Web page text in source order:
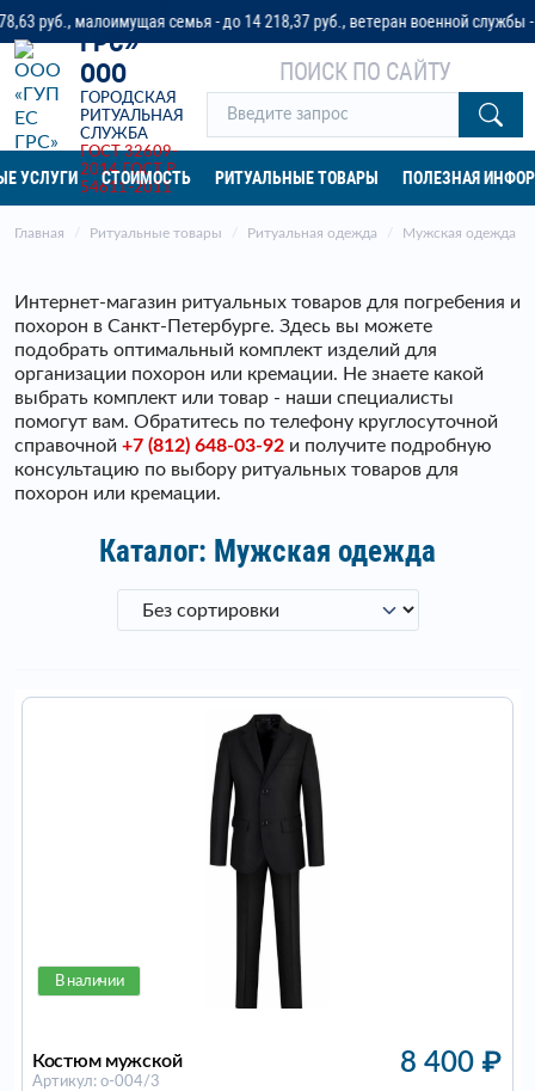
семья - до 14 218,37 руб., ветеран военной службы - до 32
«ГУП ЕС
ГРС»
ООО
ГОРОДСКАЯ
РИТУАЛЬНАЯ
СЛУЖБА
ГОСТ 32609-
2014 ГОСТ Р
54611-2011
ПОИСК ПО САЙТУ
УСЛУГИ СТОИМОСТЬ РИТУАЛЬНЫЕ ТОВАРЫ ПОЛЕЗНАЯ
Главная Ритуальные товары Ритуальная одежда Мужская одежда
Интернет-магазин ритуальных товаров для погребения и
похорон в Санкт-Петербурге. Здесь вы можете
подобрать оптимальный комплект изделий для
организации похорон или кремации. Не знаете какой
выбрать комплект или товар - наши специалисты
помогут вам. Обратитесь по телефону круглосуточной
справочной +7 (812) 648-03-92 и получите подробную
консультацию по выбору ритуальных товаров для
похорон или кремации.
Каталог: Мужская одежда
В наличии
Костюм мужской
Артикул: о-004/3
8 400 ₽